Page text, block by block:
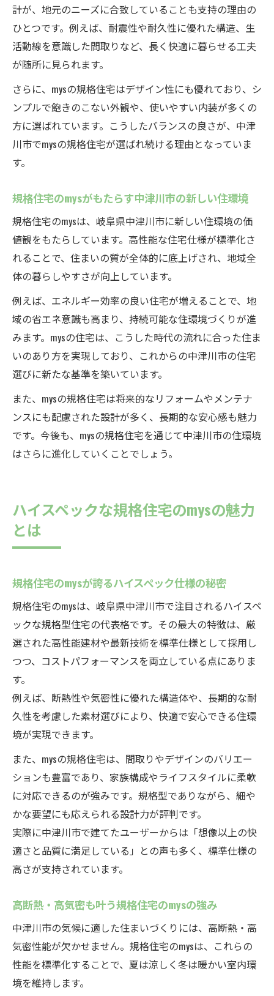
計が、地元のニーズに合致していることも支持の理由の
ひとつです。例えば、耐震性や耐久性に優れた構造、生
活動線を意識した間取りなど、長く快適に暮らせる工夫
が随所に見られます。
さらに、mysの規格住宅はデザイン性にも優れており、シ
ンプルで飽きのこない外観や、使いやすい内装が多くの
方に選ばれています。こうしたバランスの良さが、中津
川市でmysの規格住宅が選ばれ続ける理由となっていま
す。
規格住宅のmysがもたらす中津川市の新しい住環境
規格住宅のmysは、岐阜県中津川市に新しい住環境の価
値観をもたらしています。高性能な住宅仕様が標準化さ
れることで、住まいの質が全体的に底上げされ、地域全
体の暮らしやすさが向上しています。
例えば、エネルギー効率の良い住宅が増えることで、地
域の省エネ意識も高まり、持続可能な住環境づくりが進
みます。mysの住宅は、こうした時代の流れに合った住ま
いのあり方を実現しており、これからの中津川市の住宅
選びに新たな基準を築いています。
また、mysの規格住宅は将来的なリフォームやメンテナ
ンスにも配慮された設計が多く、長期的な安心感も魅力
です。今後も、mysの規格住宅を通じて中津川市の住環境
はさらに進化していくことでしょう。
ハイスペックな規格住宅のmysの魅力
とは
規格住宅のmysが誇るハイスペック仕様の秘密
規格住宅のmysは、岐阜県中津川市で注目されるハイスペ
ックな規格型住宅の代表格です。その最大の特徴は、厳
選された高性能建材や最新技術を標準仕様として採用し
つつ、コストパフォーマンスを両立している点にありま
す。
例えば、断熱性や気密性に優れた構造体や、長期的な耐
久性を考慮した素材選びにより、快適で安心できる住環
境が実現できます。
また、mysの規格住宅は、間取りやデザインのバリエー
ションも豊富であり、家族構成やライフスタイルに柔軟
に対応できるのが強みです。規格型でありながら、細や
かな要望にも応えられる設計力が評判です。
実際に中津川市で建てたユーザーからは「想像以上の快
適さと品質に満足している」との声も多く、標準仕様の
高さが支持されています。
高断熱・高気密も叶う規格住宅のmysの強み
中津川市の気候に適した住まいづくりには、高断熱・高
気密性能が欠かせません。規格住宅のmysは、これらの
性能を標準化することで、夏は涼しく冬は暖かい室内環
境を維持します。